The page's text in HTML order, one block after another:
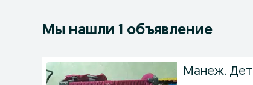
Мы нашли 1 объявление
Манеж.